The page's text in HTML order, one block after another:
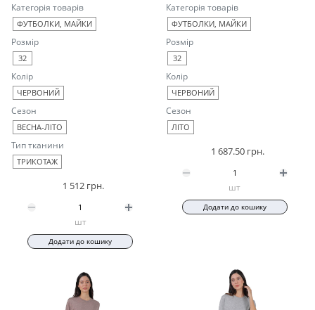
Категорія товарів
ФУТБОЛКИ, МАЙКИ
Розмір
32
Колір
ЧЕРВОНИЙ
Сезон
ВЕСНА-ЛІТО
Тип тканини
ТРИКОТАЖ
1 512 грн.
шт
Додати до кошику
Категорія товарів
ФУТБОЛКИ, МАЙКИ
Розмір
32
Колір
ЧЕРВОНИЙ
Сезон
ЛІТО
1 687.50 грн.
шт
Додати до кошику